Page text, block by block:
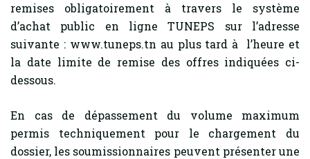
remises obligatoirement à travers le système
d’achat public en ligne TUNEPS sur l’adresse
suivante : www.tuneps.tn au plus tard à l’heure et
la date limite de remise des offres indiquées ci-
dessous.
En cas de dépassement du volume maximum
permis techniquement pour le chargement du
dossier, les soumissionnaires peuvent présenter une